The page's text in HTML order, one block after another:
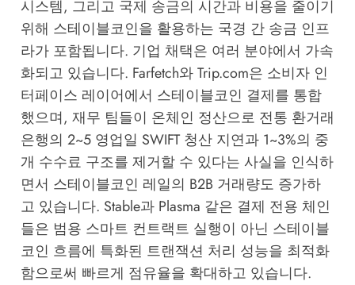
시스템, 그리고 국제 송금의 시간과 비용을 줄이기
위해 스테이블코인을 활용하는 국경 간 송금 인프
라가 포함됩니다. 기업 채택은 여러 분야에서 가속
화되고 있습니다. Farfetch와 Trip.com은 소비자 인
터페이스 레이어에서 스테이블코인 결제를 통합
했으며, 재무 팀들이 온체인 정산으로 전통 환거래
은행의 2~5 영업일 SWIFT 청산 지연과 1~3%의 중
개 수수료 구조를 제거할 수 있다는 사실을 인식하
면서 스테이블코인 레일의 B2B 거래량도 증가하
고 있습니다. Stable과 Plasma 같은 결제 전용 체인
들은 범용 스마트 컨트랙트 실행이 아닌 스테이블
코인 흐름에 특화된 트랜잭션 처리 성능을 최적화
함으로써 빠르게 점유율을 확대하고 있습니다.